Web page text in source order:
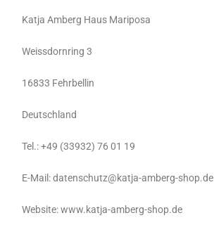
Katja Amberg Haus Mariposa
Weissdornring 3
16833 Fehrbellin
Deutschland
Tel.: +49 (33932) 76 01 19
E-Mail: datenschutz@katja-amberg-shop.de
Website: www.katja-amberg-shop.de